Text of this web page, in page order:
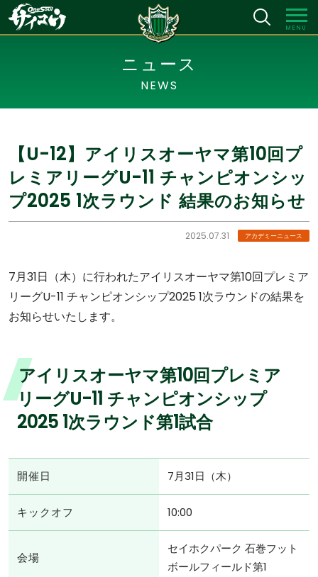
MENU
ニュース
NEWS
【U-12】アイリスオーヤマ第10回プ
レミアリーグU-11 チャンピオンシッ
プ2025 1次ラウンド 結果のお知らせ
2025.07.31 アカデミーニュース
7月31日（木）に行われたアイリスオーヤマ第10回プレミア
リーグU-11 チャンピオンシップ2025 1次ラウンドの結果を
お知らせいたします。
アイリスオーヤマ第10回プレミア
リーグU-11 チャンピオンシップ
2025 1次ラウンド第1試合
開催日 7月31日（木）
キックオフ 10:00
会場
セイホクパーク 石巻フット
ボールフィールド第1